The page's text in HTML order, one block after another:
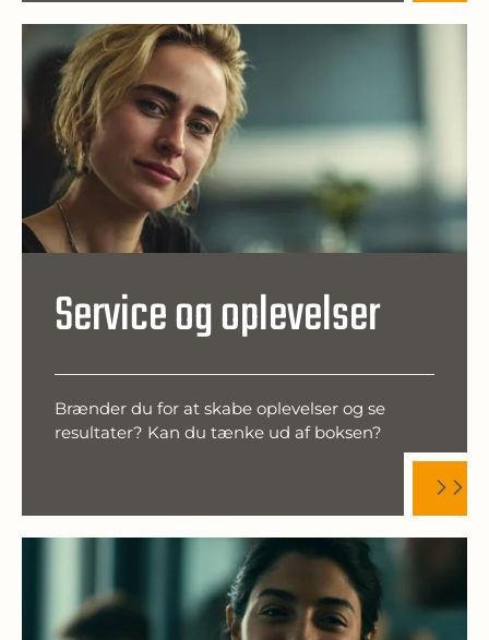
Service og oplevelser
Brænder du for at skabe oplevelser og se
resultater? Kan du tænke ud af boksen?